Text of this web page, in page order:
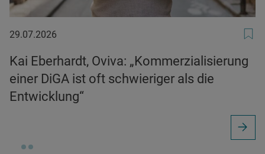
29.07.2026
29.07.2026
Kai Eberhardt, Oviva: „Kommerzialisierung
einer DiGA ist oft schwieriger als die
Entwicklung“